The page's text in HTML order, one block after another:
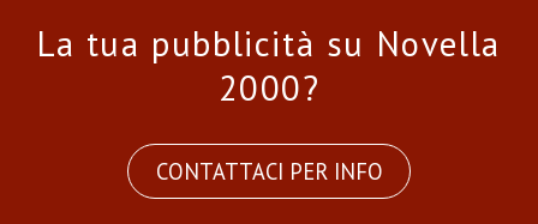
La tua pubblicità su Novella
2000?
CONTATTACI PER INFO